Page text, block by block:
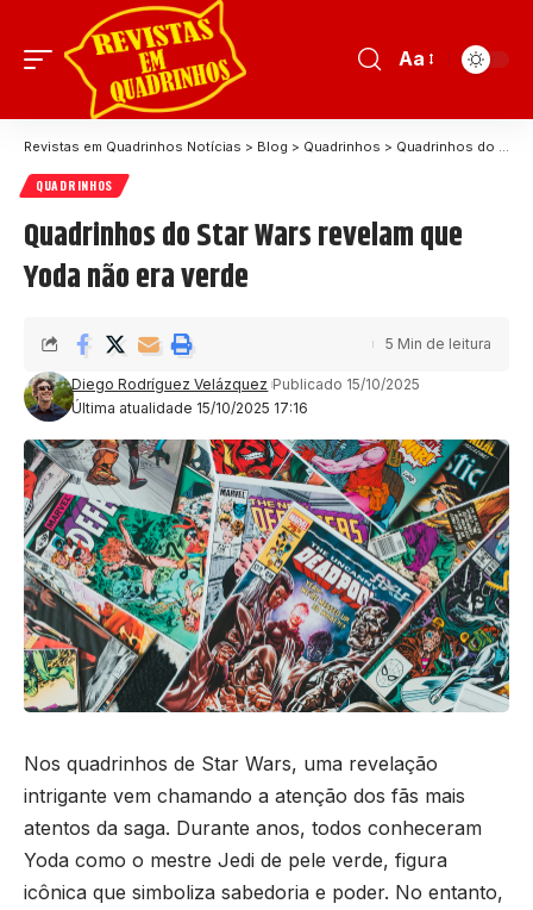
Aa
Revistas em Quadrinhos Notícias > Blog > Quadrinhos > Quadrinhos do Star Wars revelam que Yoda não era verde
QUADRINHOS
Quadrinhos do Star Wars revelam que
Yoda não era verde
Última atualidade 15/10/2025 17:16
Diego Rodríguez Velázquez Publicado 15/10/2025
5 Min de leitura
Nos quadrinhos de Star Wars, uma revelação
intrigante vem chamando a atenção dos fãs mais
atentos da saga. Durante anos, todos conheceram
Yoda como o mestre Jedi de pele verde, figura
icônica que simboliza sabedoria e poder. No entanto,